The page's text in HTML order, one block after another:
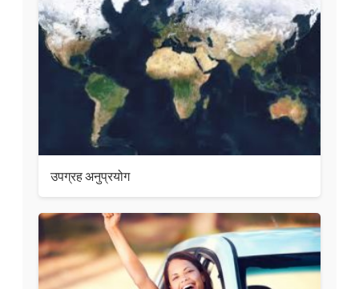
उपग्रह अनुप्रयोग